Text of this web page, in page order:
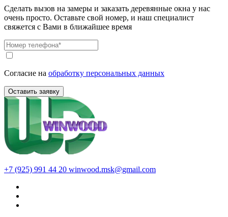
Сделать вызов на замеры и заказать деревянные окна у нас
очень просто. Оставьте свой номер, и наш специалист
свяжется с Вами в ближайшее время
Согласие на обработку персональных данных
Оставить заявку
+7 (925) 991 44 20 winwood.msk@gmail.com